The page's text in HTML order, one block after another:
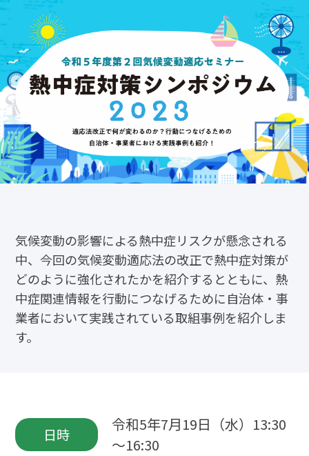
気候変動の影響による熱中症リスクが懸念される
中、今回の気候変動適応法の改正で熱中症対策が
どのように強化されたかを紹介するとともに、熱
中症関連情報を行動につなげるために自治体・事
業者において実践されている取組事例を紹介しま
す。
日時
令和5年7月19日（水）13:30
～16:30